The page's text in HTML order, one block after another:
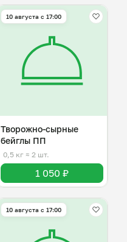
10 августа с 17:00
Творожно-сырные
бейглы ПП
0,5 кг ≈ 2 шт.
1 050 ₽
10 августа с 17:00